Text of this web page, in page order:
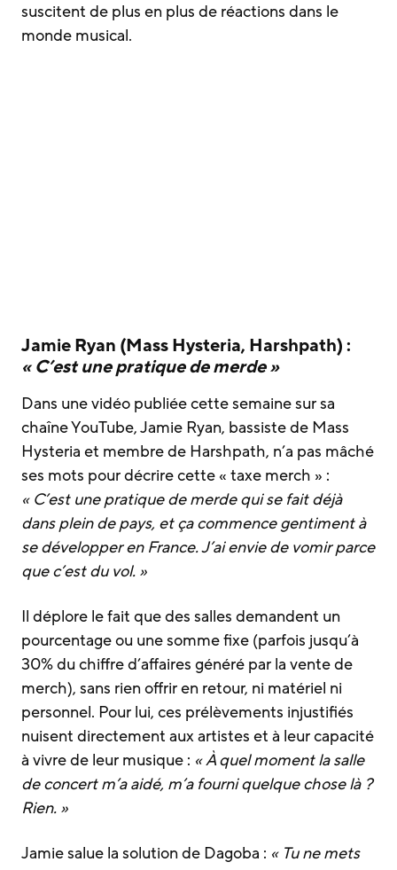
suscitent de plus en plus de réactions dans le
monde musical.
Jamie Ryan (Mass Hysteria, Harshpath) :
« C’est une pratique de merde »
Dans une vidéo publiée cette semaine sur sa
chaîne YouTube, Jamie Ryan, bassiste de Mass
Hysteria et membre de Harshpath, n’a pas mâché
ses mots pour décrire cette « taxe merch » :
« C’est une pratique de merde qui se fait déjà
dans plein de pays, et ça commence gentiment à
se développer en France. J’ai envie de vomir parce
que c’est du vol. »
Il déplore le fait que des salles demandent un
pourcentage ou une somme fixe (parfois jusqu’à
30% du chiffre d’affaires généré par la vente de
merch), sans rien offrir en retour, ni matériel ni
personnel. Pour lui, ces prélèvements injustifiés
nuisent directement aux artistes et à leur capacité
à vivre de leur musique : « À quel moment la salle
de concert m’a aidé, m’a fourni quelque chose là ?
Rien. »
Jamie salue la solution de Dagoba : « Tu ne mets